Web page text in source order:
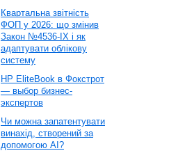
Квартальна звітність
ФОП у 2026: що змінив
Закон №4536-IX і як
адаптувати облікову
систему
HP EliteBook в Фокстрот
— выбор бизнес-
экспертов
Чи можна запатентувати
винахід, створений за
допомогою AI?